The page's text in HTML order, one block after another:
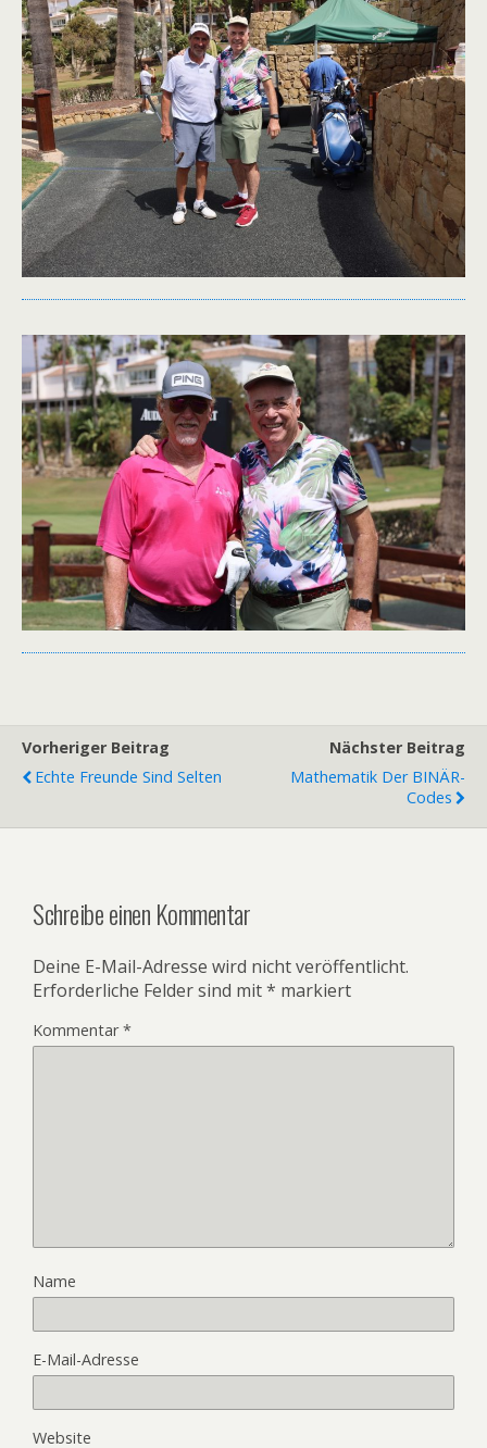
Vorheriger Beitrag
Echte Freunde Sind Selten
Nächster Beitrag
Mathematik Der BINÄR-
Codes
Schreibe einen Kommentar
Deine E-Mail-Adresse wird nicht veröffentlicht.
Erforderliche Felder sind mit* markiert
Kommentar*
Name
E-Mail-Adresse
Website